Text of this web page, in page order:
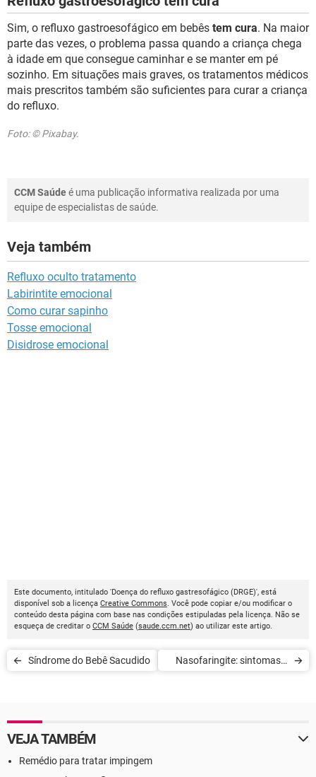
Sim, o refluxo gastroesofágico em bebês tem cura. Na maior
parte das vezes, o problema passa quando a criança chega
à idade em que consegue caminhar e se manter em pé
sozinho. Em situações mais graves, os tratamentos médicos
mais prescritos também são suficientes para curar a criança
do refluxo.
Foto: © Pixabay.
CCM Saúdeé uma publicação informativa realizada por uma
equipe de especialistas de saúde.
Veja também
Refluxo oculto tratamento
Labirintite emocional
Como curar sapinho
Tosse emocional
Disidrose emocional
Este documento, intitulado 'Doença do refluxo gastresofágico (DRGE)', está
disponível sob a licença Creative Commons. Você pode copiar e/ou modificar o
conteúdo desta página com base nas condições estipuladas pela licença. Não se
esqueça de creditar o CCM Saúde (saude.ccm.net) ao utilizar este artigo.
Síndrome do Bebê Sacudido
Nasofaringite: sintomas e
VEJA TAMBÉM
Remédio para tratar impingem